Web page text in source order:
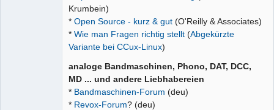
Krumbein)
* Open Source - kurz & gut (O'Reilly & Associates)
* Wie man Fragen richtig stellt (Abgekürzte
Variante bei CCux-Linux)
analoge Bandmaschinen, Phono, DAT, DCC,
MD ... und andere Liebhabereien
* Bandmaschinen-Forum (deu)
* Revox-Forum? (deu)